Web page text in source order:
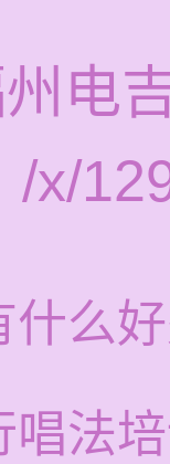
电
/x/
什么
唱法